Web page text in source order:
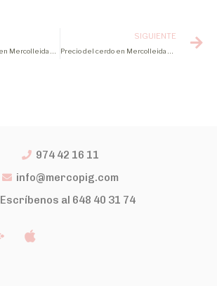
SIGUIENTE
974 42 16 11
info@mercopig.com
Escríbenos al 648 40 31 74